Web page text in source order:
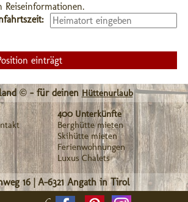
einträgt
© - für deinen Hüttenurlaub
400 Unterkünfte
Berghütte mieten
Skihütte mieten
Ferienwohnungen
Luxus Chalets
16|A-6321 Angath in Tirol